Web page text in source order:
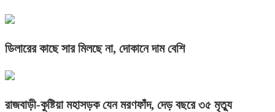
ডিলারের কাছে সার মিলছে না, দোকানে দাম বেশি
রাজবাড়ী-কুষ্টিয়া মহাসড়ক যেন মরণফাঁদ, দেড় বছরে ৩৫ মৃত্যু